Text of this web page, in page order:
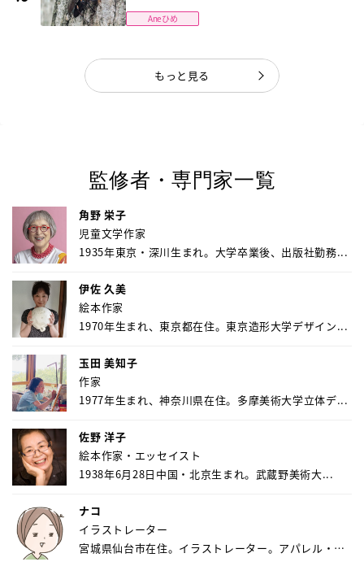
Aneひめ
もっと見る
監修者・専門家一覧
角野 栄子
児童文学作家
1935年東京・深川生まれ。大学卒業後、出版社勤務...
伊佐 久美
絵本作家
1970年生まれ、東京都在住。東京造形大学デザイン...
玉田 美知子
作家
1977年生まれ、神奈川県在住。多摩美術大学立体デ...
佐野 洋子
絵本作家・エッセイスト
1938年6月28日中国・北京生まれ。武蔵野美術大...
ナコ
イラストレーター
宮城県仙台市在住。イラストレーター。アパレル・キ